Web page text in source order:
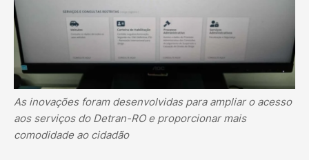
As inovações foram desenvolvidas para ampliar o acesso
aos serviços do Detran-RO e proporcionar mais
comodidade ao cidadão